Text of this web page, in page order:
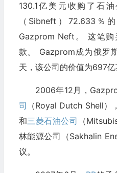
130.1亿美元收购了石
（Sibneft）72.633％
Gazprom Neft。 这笔
款。 Gazprom成为俄罗
天，该公司的价值为697亿
2006年12月，
司 （Royal Dutch Shell），
和三菱石油公司
（
林能源公司（Sakhalin
议。